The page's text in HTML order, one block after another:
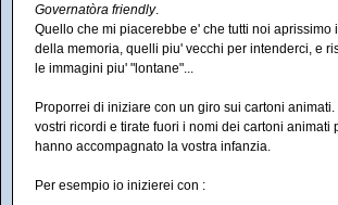
Governatòra friendly.
Quello che mi piacerebbe e' che tutti noi aprissimo
della memoria, quelli piu' vecchi per intenderci, e
le immagini piu' "lontane"...
Proporrei di iniziare con un giro sui cartoni animati.
vostri ricordi e tirate fuori i nomi dei cartoni animati
hanno accompagnato la vostra infanzia.
Per esempio io inizierei con :